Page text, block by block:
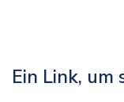
Ein Link, um